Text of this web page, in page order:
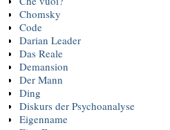
Chomsky
Code
Darian Leader
Das Reale
Demansion
Der Mann
Ding
Diskurs der Psychoanalyse
Eigenname